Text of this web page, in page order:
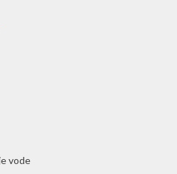
vode